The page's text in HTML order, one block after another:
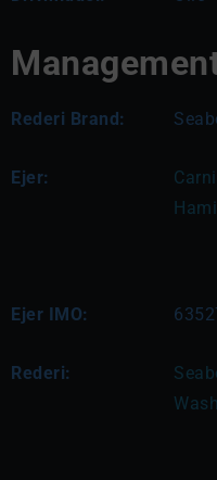
Rederi Brand:
Ejer:
Ejer IMO:
Rederi: